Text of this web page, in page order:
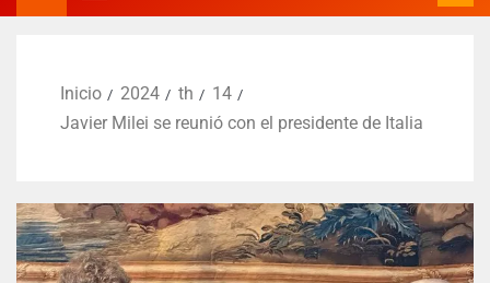
Inicio 2024 th
14
Javier Milei se reunió con el presidente de Italia